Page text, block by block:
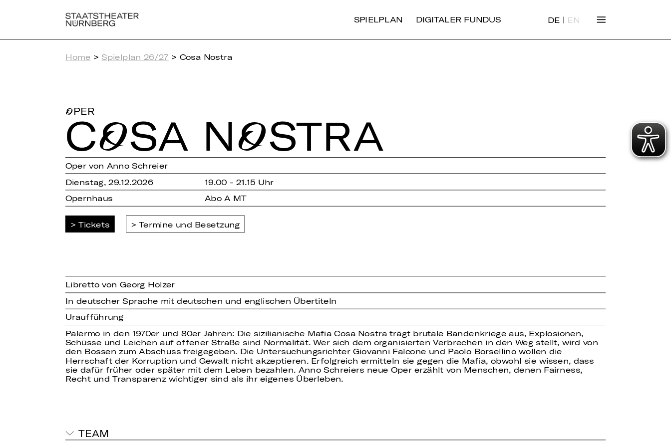
SPIELPLAN DIGITALER FUNDUS DE | EN
Home > Spielplan 26/27 > Cosa Nostra
OPER
COSA NOSTRA
Oper von Anno Schreier
Dienstag, 29.12.2026
19.00 - 21.15 Uhr
Opernhaus
Abo A MT
Tickets Termine und Besetzung
Libretto von Georg Holzer
In deutscher Sprache mit deutschen und englischen Übertiteln
Uraufführung
Palermo in den 1970er und 80er Jahren: Die sizilianische Mafia Cosa Nostra trägt brutale Bandenkriege aus, Explosionen,
Schüsse und Leichen auf offener Straße sind Normalität. Wer sich dem organisierten Verbrechen in den Weg stellt, wird von
den Bossen zum Abschuss freigegeben. Die Untersuchungsrichter Giovanni Falcone und Paolo Borsellino wollen die
Herrschaft der Korruption und Gewalt nicht akzeptieren. Erfolgreich ermitteln sie gegen die Mafia, obwohl sie wissen, dass
sie dafür früher oder später mit dem Leben bezahlen. Anno Schreiers neue Oper erzählt von Menschen, denen Fairness,
Recht und Transparenz wichtiger sind als ihr eigenes Überleben.
TEAM